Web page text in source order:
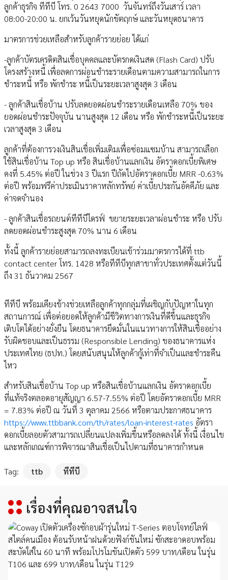
ลูกค้าธุรกิจ ทีทีบี โทร. 0 2643 7000 วันจันทร์ถึงวันเสาร์ เวลา
08:00-20:00 น. ยกเว้นวันหยุดนักขัตฤกษ์ และวันหยุดธนาคาร
มาตรการช่วยเหลือสำหรับลูกค้ารายย่อย ได้แก่
-ลูกค้าบัตรเครดิตสินเชื่อบุคคลและบัตรกดเงินสด (Flash Card) ปรับ
โครงสร้างหนี้ เพื่อลดการผ่อนชำระรายเดือนตามความสามารถในการ
ชำระหนี้ หรือ พักชำระ หนี้เป็นระยะเวลาสูงสุด 3 เดือน
- ลูกค้าสินเชื่อบ้าน ปรับลดยอดผ่อนชำระรายเดือนเหลือ 70% ของ
ยอดผ่อนชำระปัจจุบัน นานสูงสุด 12 เดือน หรือ พักชำระหนี้เป็นระยะ
เวลาสูงสุด 3 เดือน
ลูกค้าที่ต้องการวงเงินสินเชื่อเพิ่มเติมเพื่อซ่อมแซมบ้าน สามารถเลือก
ใช้สินเชื่อบ้าน Top up หรือ สินเชื่อบ้านแลกเงิน อัตราดอกเบี้ยพิเศษ
คงที่ 5.45% ต่อปี ในช่วง 3 ปีแรก ปีถัดไปอัตราดอกเบี้ย MRR -0.63%
ต่อปี พร้อมฟรีค่าประเมินราคาหลักทรัพย์ ค่าเบี้ยประกันอัคคีภัย และ
ค่าจดจำนอง
- ลูกค้าสินเชื่อรถยนต์ทีทีบีไดรฟ์ ขยายระยะเวลาผ่อนชำระ หรือ ปรับ
ลดยอดผ่อนชำระสูงสุด 70% นาน 6 เดือน
ทั้งนี้ ลูกค้ารายย่อยสามารถลงทะเบียนเข้าร่วมมาตรการได้ที่ ttb
contact center โทร. 1428 หรือทีทีบีทุกสาขาทั่วประเทศตั้งแต่วันนี้
ถึง 31 ธันวาคม 2567
ทีทีบี พร้อมเคียงข้างช่วยเหลือลูกค้าทุกกลุ่มที่เผชิญกับปัญหาในทุก
สถานการณ์ เพื่อต่อยอดให้ลูกค้ามีชีวิตทางการเงินที่ดีขึ้นและธุรกิจ
เติบโตได้อย่างยั่งยืน โดยธนาคารยึดมั่นในแนวทางการให้สินเชื่ออย่าง
รับผิดชอบและเป็นธรรม (Responsible Lending) ของธนาคารแห่ง
ประเทศไทย (ธปท.) โดยสนับสนุนให้ลูกค้ากู้เท่าที่จำเป็นและชำระคืน
ไหว
สำหรับสินเชื่อบ้าน Top up หรือสินเชื่อบ้านแลกเงิน อัตราดอกเบี้ย
ที่แท้จริงตลอดอายุสัญญา 6.57-7.55% ต่อปี โดยอัตราดอกเบี้ย MRR
= 7.83% ต่อปี ณ วันที่ 3 ตุลาคม 2566 หรือตามประกาศธนาคาร
https://www.ttbbank.com/th/rates/loan-interest-rates อัตรา
ดอกเบี้ยลอยตัวสามารถเปลี่ยนแปลงเพิ่มขึ้นหรือลดลงได้ ทั้งนี้ เงื่อนไข
และหลักเกณฑ์การพิจารณาสินเชื่อเป็นไปตามที่ธนาคารกำหนด
Tag: ttb ทีทีบี
เรื่องที่คุณอาจสนใจ